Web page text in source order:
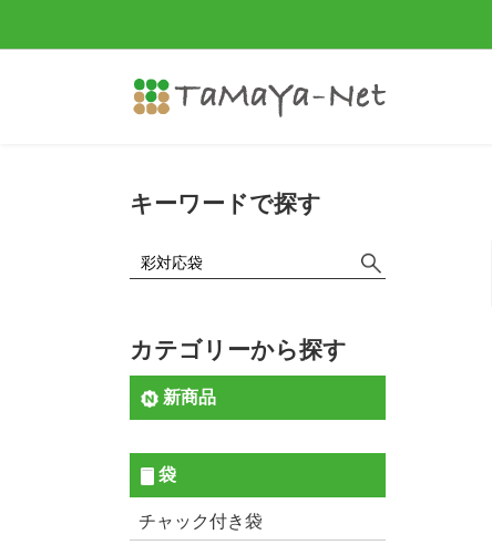
キーワードで探す
カテゴリーから探す
新商品
袋
チャック付き袋